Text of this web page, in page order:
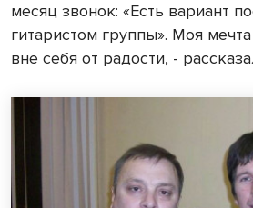
месяц звонок: «Есть вариант
гитаристом группы». Моя
вне себя от радости, -